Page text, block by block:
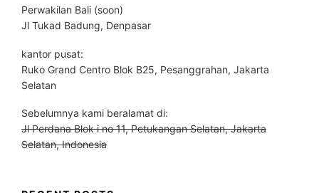
Perwakilan Bali (soon)
Jl Tukad Badung, Denpasar
kantor pusat:
Ruko Grand Centro Blok B25, Pesanggrahan, Jakarta
Selatan
Sebelumnya kami beralamat di:
Jl Perdana Blok i no 11, Petukangan Selatan, Jakarta
Selatan, Indonesia